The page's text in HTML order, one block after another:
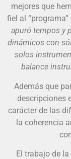
mejores que
fiel al
apuró tempos y
dinámicos con
solos
balance
Además que
descripciones
carácter de las
la coherencia
El trabajo de la